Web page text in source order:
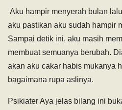
Aku hampir menyerah bulan
aku pastikan aku sudah hampir
Sampai detik ini, aku masih
membuat semuanya berubah.
akan aku cakar habis mukanya
bagaimana rupa aslinya.
Psikiater Aya jelas bilang ini